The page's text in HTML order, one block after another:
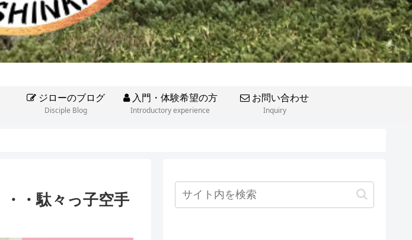
ジローのブログ
Disciple Blog
入門・体験希望の方
Introductory experience
お問い合わせ
Inquiry
・・駄々っ子空手